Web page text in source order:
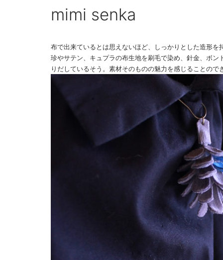
mimi senka
布で出来ているとは思えないほど、しっかりとした造形
珍やサテン、キュプラの布生地を刷毛で染め、針金、ボ
りだしているそう。素材そのものの魅力を感じることの